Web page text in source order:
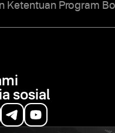
Ketentuan Program
sosial